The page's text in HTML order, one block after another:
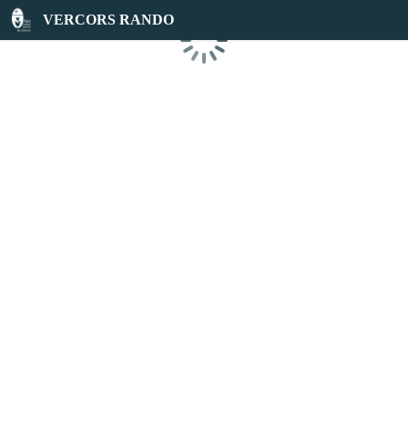
VERCORS RANDO
Chargement